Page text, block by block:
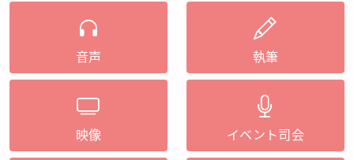
音声 執筆
映像 イベント司会